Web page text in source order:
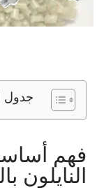
جدول
فهم
النايلون